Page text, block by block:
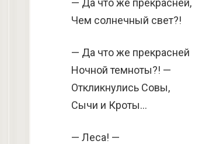
— Да что же прекрасней,
Чем солнечный свет?!
— Да что же прекрасней
Ночной темноты?! —
Откликнулись Совы,
Сычи и Кроты…
— Леса! —